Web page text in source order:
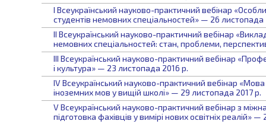
І Всеукраїнський науково-практичний вебінар
студентів немовних спеціальностей» — 26 листопада
ІІ Всеукраїнський науково-практичний вебінар
немовних спеціальностей: стан, проблеми,
ІІІ Всеукраїнський науково-практичний вебінар
і культура» — 23 листопада 2016 р.
ІV Всеукраїнський науково-практичний вебінар «Мова
іноземних мов у вищій школі» — 29 листопада 2017 р.
V Всеукраїнський науково-практичний вебінар з
підготовка фахівців у вимірі нових освітніх реалій»